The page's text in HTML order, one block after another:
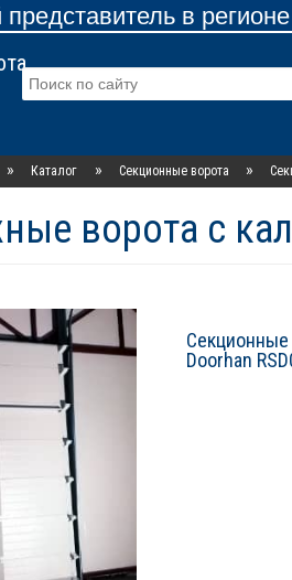
в
» Каталог » Секционные ворота »
ворота с
Секционные
Doorhan